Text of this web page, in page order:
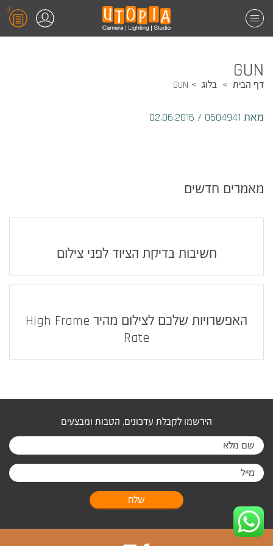
0
GUN
דף הבית בלוג GUN
מאת 0504941 /
מאמרים חדשים
חשיבות בדיקת הציוד לפני צילום
האפשרויות שלכם לצילום מהיר High Frame
Rate
הירשמו לקבלת עדכונים, הטבות ומבצעים
שלח